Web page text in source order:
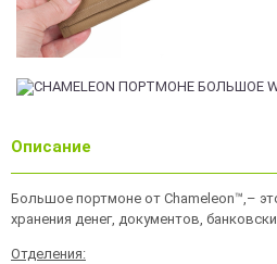
Описание
Большое портмоне от Chameleon™,–
хранения денег, документов,
Отделения: